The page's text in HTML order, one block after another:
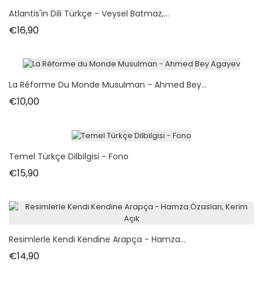
Atlantis'in Dili Türkçe - Veysel Batmaz,...
€16,90Fiyat
La Réforme Du Monde Musulman - Ahmed Bey...
€10,00Fiyat
Temel Türkçe Dilbilgisi - Fono
€15,90Fiyat
Resimlerle Kendi Kendine Arapça - Hamza...
€14,90Fiyat